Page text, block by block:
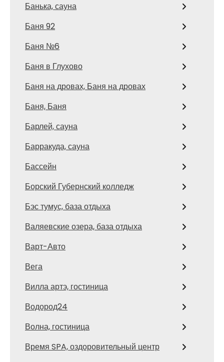
Банька, сауна
Баня 92
Баня №6
Баня в Глухово
Баня на дровах, Баня на дровах
Баня, Баня
Барлей, сауна
Барракуда, сауна
Бассейн
Борский Губернский колледж
Бэс тумус, база отдыха
Валяевские озера, база отдыха
Варт-Авто
Вега
Вилла артэ, гостиница
Водород24
Волна, гостиница
Время SPA, оздоровительный центр